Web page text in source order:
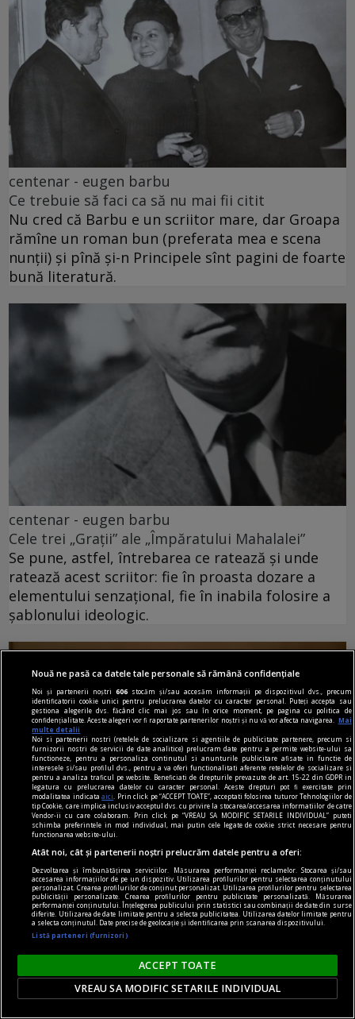
centenar - eugen barbu
Ce trebuie să faci ca să nu mai fii citit
Nu cred că Barbu e un scriitor mare, dar Groapa
rămîne un roman bun (preferata mea e scena
nunții) și pînă și-n Principele sînt pagini de foarte
bună literatură.
centenar - eugen barbu
Cele trei „Grații” ale „Împăratului Mahalalei”
Se pune, astfel, întrebarea ce ratează și unde
ratează acest scriitor: fie în proasta dozare a
elementului senzațional, fie în inabila folosire a
șablonului ideologic.
dalí
Dalí la București
Dalí vorbește românilor pe limba lor,
spunîndu‑le, totuși, o poveste pe care nu o pot
auzi de la nici un alt artist.
Sever VOINESCU
Nouă ne pasă ca datele tale personale să rămână confidențiale
Noi și partenerii noștri606 stocăm și/sau accesăm informații pe dispozitivul dvs., precum
identificatorii cookie unici pentru prelucrarea datelor cu caracter personal. Puteți accepta sau
gestiona alegerile dvs. făcând clic mai jos sau în orice moment, pe pagina cu politica de
confidențialitate. Aceste alegeri vor fi raportate partenerilor noștri și nu vă vor afecta navigarea.
Mai
multe detalii
Noi si partenerii nostri (retelele de socializare si agentiile de publicitate partenere, precum si
furnizorii nostri de servicii de date analitice) prelucram date pentru a permite website-ului sa
functioneze, pentru a personaliza continutul si anunturile publicitare afisate in functie de
interesele si/sau profilul dvs., pentru a va oferi functionalitati aferente retelelor de socializare si
pentru a analiza traficul pe website. Beneficiati de drepturile prevazute de art. 15-22 din GDPR in
legatura cu prelucrarea datelor cu caracter personal. Aceste drepturi pot fi exercitate prin
modalitatea indicataaici
. Prin click pe “ACCEPT TOATE”, acceptati folosirea tuturor Tehnologiilor de
tip Cookie, care implica inclusiv acceptul dvs. cu privire la stocarea/accesarea informatiilor de catre
Vendor-ii cu care colaboram. Prin click pe “VREAU SA MODIFIC SETARILE INDIVIDUAL” puteti
schimba preferintele in mod individual, mai putin cele legate de cookie strict necesare pentru
functionarea website-ului.
Atât noi, cât și partenerii noștri prelucrăm datele pentru a oferi:
Dezvoltarea și îmbunătățirea serviciilor. Măsurarea performanței reclamelor. Stocarea și/sau
accesarea informațiilor de pe un dispozitiv. Utilizarea profilurilor pentru selectarea conținutului
personalizat. Crearea profilurilor de conținut personalizat. Utilizarea profilurilor pentru selectarea
publicității personalizate. Crearea profilurilor pentru publicitate personalizată. Măsurarea
performanței conținutului. Înțelegerea publicului prin statistici sau combinații de date din surse
diferite. Utilizarea de date limitate pentru a selecta publicitatea. Utilizarea datelor limitate pentru
a selecta conținutul. Date precise de geolocație și identificarea prin scanarea dispozitivului.
Listă parteneri (furnizori)
ACCEPT TOATE
VREAU SA MODIFIC SETARILE INDIVIDUAL